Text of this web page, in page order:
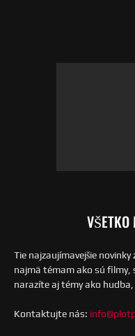
Tie najzaujímavejšie
najmä témam ako sú filmy,
narazíte aj témy ako
Kontaktujte nás: